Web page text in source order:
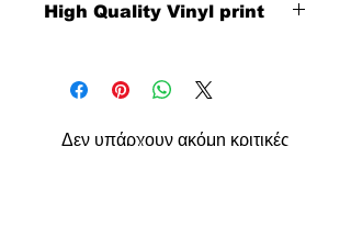
High Quality Vinyl print
Δεν υπάρχουν ακόμη κριτικές